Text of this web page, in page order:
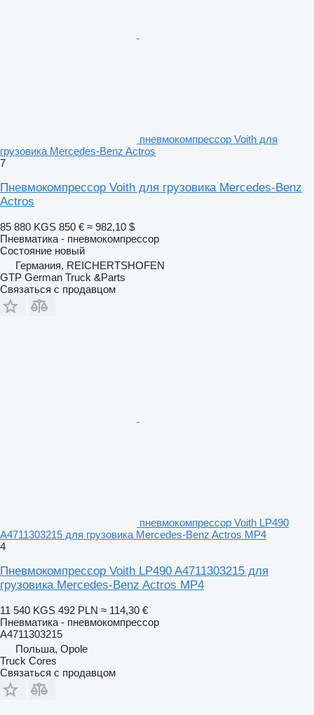
пневмокомпрессор Voith для
грузовика Mercedes-Benz Actros
7
Пневмокомпрессор Voith для грузовика Mercedes-Benz
Actros
85 880 KGS 850 € ≈ 982,10 $
Пневматика - пневмокомпрессор
Состояние новый
Германия, REICHERTSHOFEN
GTP German Truck &Parts
Связаться с продавцом
пневмокомпрессор Voith LP490
A4711303215 для грузовика Mercedes-Benz Actros MP4
4
Пневмокомпрессор Voith LP490 A4711303215 для
грузовика Mercedes-Benz Actros MP4
11 540 KGS 492 PLN ≈ 114,30 €
Пневматика - пневмокомпрессор
A4711303215
Польша, Opole
Truck Cores
Связаться с продавцом